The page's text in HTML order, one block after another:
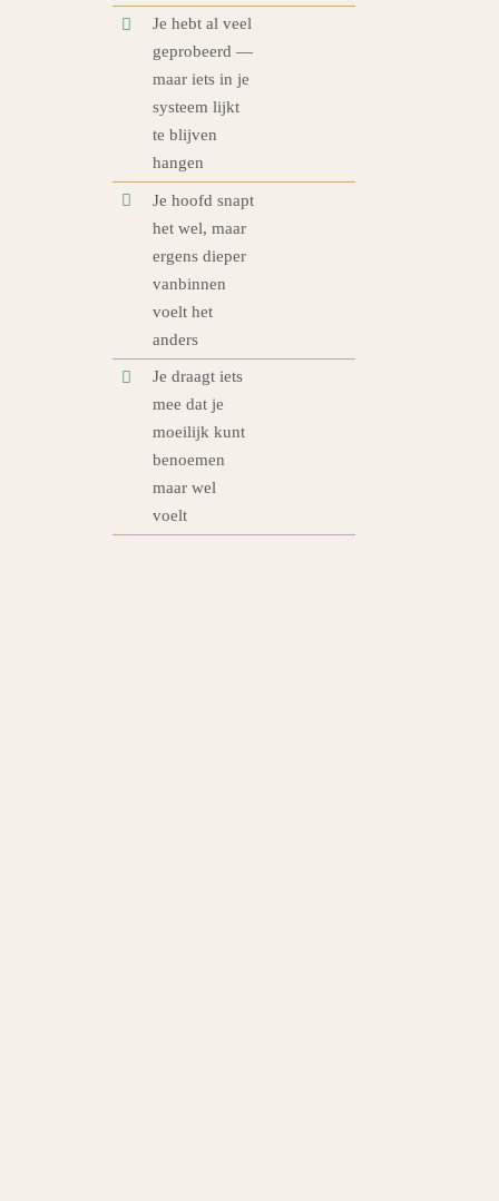
Je hebt al veel
geprobeerd —
maar iets in je
systeem lijkt
te blijven
hangen
Je hoofd snapt
het wel, maar
ergens dieper
vanbinnen
voelt het
anders
Je draagt iets
mee dat je
moeilijk kunt
benoemen
maar wel
voelt